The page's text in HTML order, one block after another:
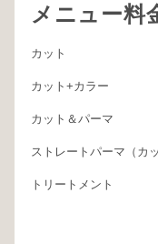
メニュー料
カット
カット+カラー
カット＆パーマ
ストレートパーマ（カ
トリートメント